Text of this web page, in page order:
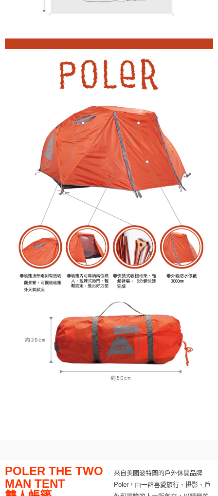
POLER THE TWO
MAN TENT
來自美國波特蘭的戶外休閒品牌
Poler，由一群喜愛旅行、攝影、戶